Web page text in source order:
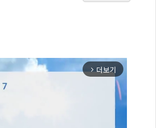
arrow_forward_ios 더보기